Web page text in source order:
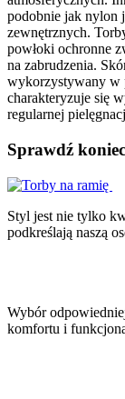
podobnie jak nylon
zewnętrznych.
powłoki ochronne
na zabrudzenia.
wykorzystywany w
charakteryzuje się
regularnej
Sprawdź
Styl jest nie tylko
podkreślają naszą
Wybór
komfortu i
Nawigacja
wpisu